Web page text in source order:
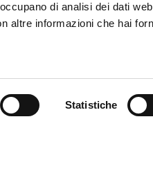
di analisi dei dati
altre informazioni che hai
Statistiche
– Dura più di un quarto d’ora
fare la partita senza trovare
occupazione degli spazi
Retegui e Albert. Siamo
dettati da Badelj alla
le sponde un miraggio per gli